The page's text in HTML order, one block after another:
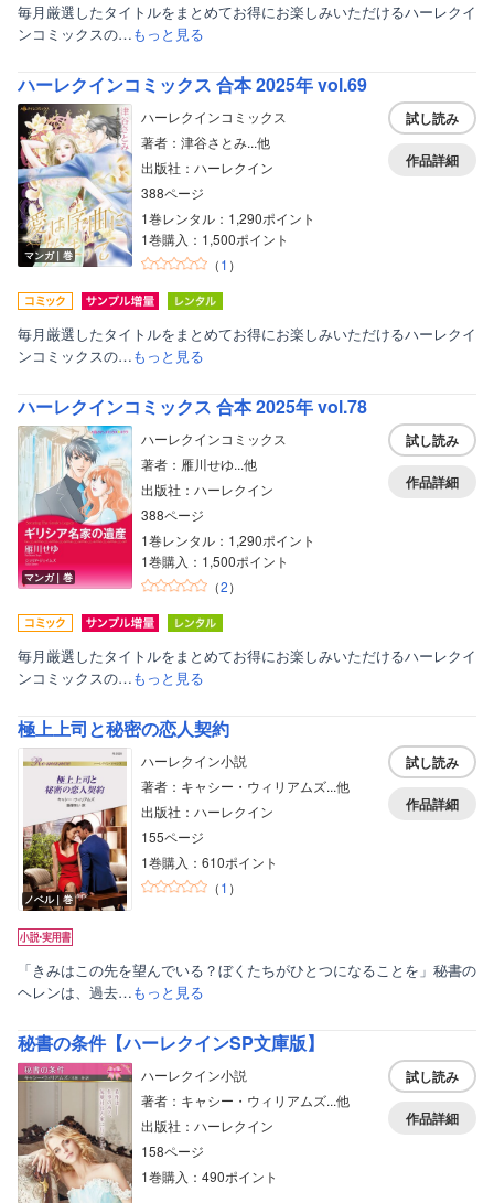
毎月厳選したタイトルをまとめてお得にお楽しみいただけるハーレクイ
ンコミックスの…もっと見る
ハーレクインコミックス 合本 2025年 vol.69
マンガ｜巻
ハーレクインコミックス
著者：津谷さとみ...他
出版社：ハーレクイン
388ページ
1巻レンタル：1,290ポイント
1巻購入：1,500ポイント
（1 ）
試し読み
作品詳細
毎月厳選したタイトルをまとめてお得にお楽しみいただけるハーレクイ
ンコミックスの…もっと見る
ハーレクインコミックス 合本 2025年 vol.78
マンガ｜巻
ハーレクインコミックス
著者：雁川せゆ...他
出版社：ハーレクイン
388ページ
1巻レンタル：1,290ポイント
1巻購入：1,500ポイント
（2）
試し読み
作品詳細
毎月厳選したタイトルをまとめてお得にお楽しみいただけるハーレクイ
ンコミックスの…もっと見る
極上上司と秘密の恋人契約
ノベル｜巻
ハーレクイン小説
著者：キャシー・ウィリアムズ...他
出版社：ハーレクイン
155ページ
1巻購入：610ポイント
（1 ）
試し読み
作品詳細
「きみはこの先を望んでいる？ぼくたちがひとつになることを」秘書の
ヘレンは、過去…もっと見る
秘書の条件【ハーレクインSP文庫版】
ハーレクイン小説
著者：キャシー・ウィリアムズ...他
出版社：ハーレクイン
158ページ
1巻購入：490ポイント
試し読み
作品詳細